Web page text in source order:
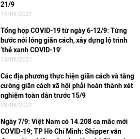
21/9
14/09/2021
Tổng hợp COVID-19 từ ngày 6-12/9: Từng
bước nới lỏng giãn cách, xây dựng lộ trình
‘thẻ xanh COVID-19’
13/09/2021
Các địa phương thực hiện giãn cách và tăng
cường giãn cách xã hội phải hoàn thành xét
nghiệm toàn dân trước 15/9
09/09/2021
Ngày 7/9: Việt Nam có 14.208 ca mắc mới
COVID-19; TP Hồ Chí Minh: Shipper vẫn